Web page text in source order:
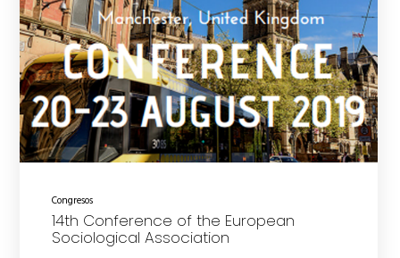
Congresos
14th Conference of the European
Sociological Association